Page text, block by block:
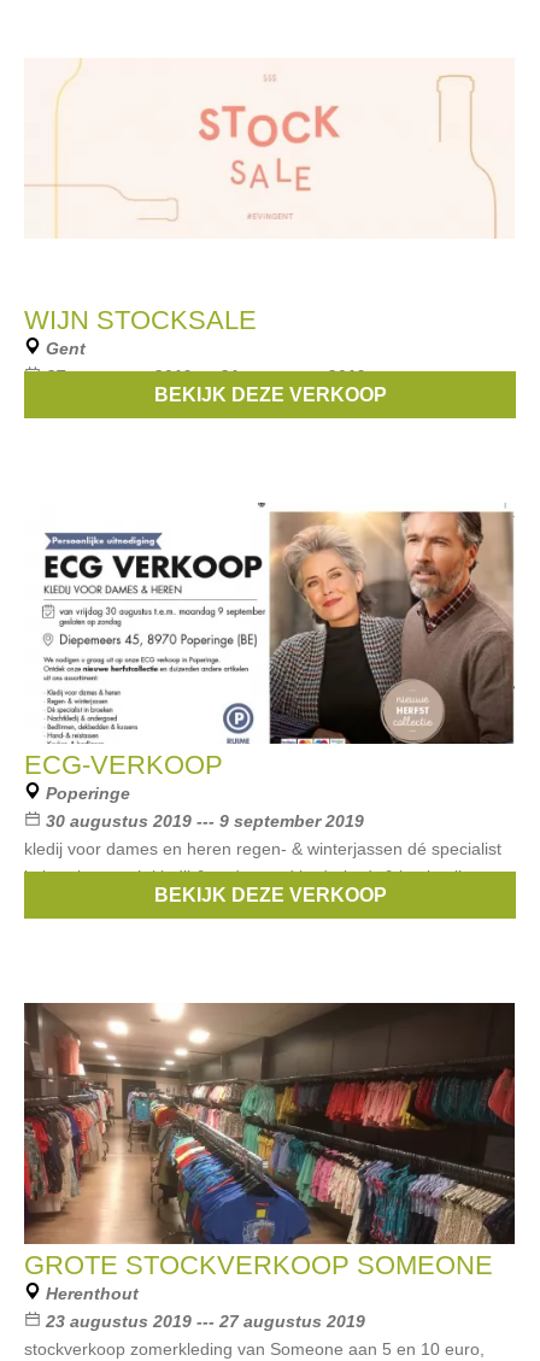
WIJN STOCKSALE
Gent
27 augustus 2019 --- 31 augustus 2019
Stocksale van wijn bij EVÍN Wine store & Bar.
BEKIJK DEZE VERKOOP
ECG-VERKOOP
Poperinge
30 augustus 2019 --- 9 september 2019
kledij voor dames en heren regen- & winterjassen dé specialist
in broeken nachtkledij & ondergoed bed-, bad- & keukenlinnen
handtassen & reistassenBEKIJK DEZE VERKOOP
GROTE STOCKVERKOOP SOMEONE
Herenthout
23 augustus 2019 --- 27 augustus 2019
stockverkoop zomerkleding van Someone aan 5 en 10 euro,